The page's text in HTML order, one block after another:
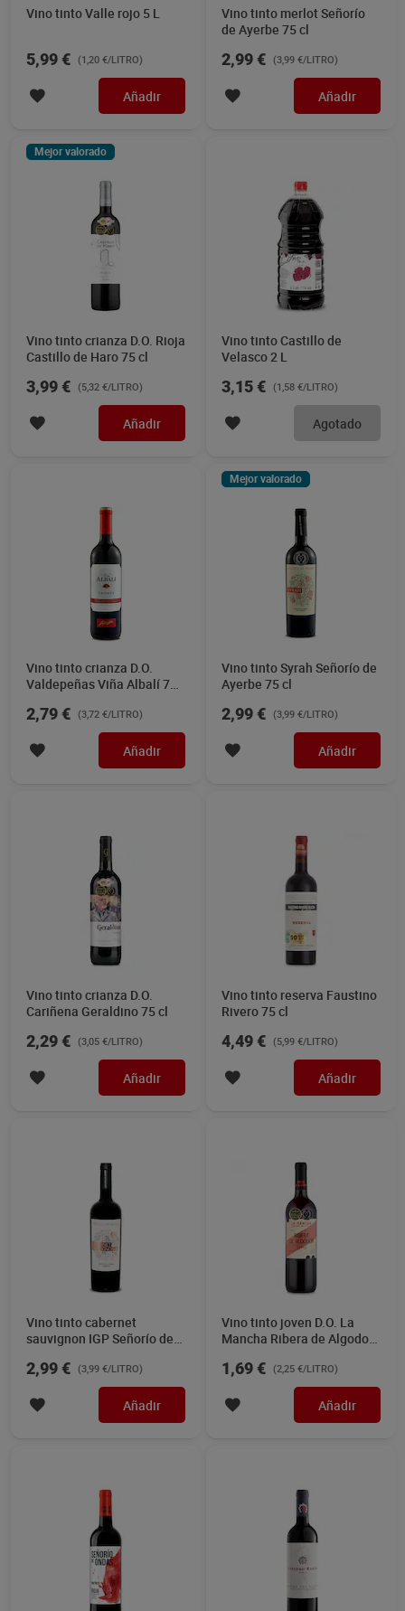
Vino tinto Valle rojo 5 L
5,99 € (1,20 €/LITRO)
Añadir
Vino tinto merlot Señorío
de Ayerbe 75 cl
2,99 € (3,99 €/LITRO)
Añadir
Mejor valorado
Vino tinto crianza D.O. Rioja
Castillo de Haro 75 cl
3,99 € (5,32 €/LITRO)
Añadir
Vino tinto Castillo de
Velasco 2 L
3,15 € (1,58 €/LITRO)
Agotado
Vino tinto crianza D.O.
Valdepeñas Viña Albalí 75
2,79 € (3,72 €/LITRO)
Añadir
Mejor valorado
Vino tinto Syrah Señorío de
Ayerbe 75 cl
2,99 € (3,99 €/LITRO)
Añadir
Vino tinto crianza D.O.
Cariñena Geraldino 75 cl
2,29 € (3,05 €/LITRO)
Añadir
Vino tinto reserva Faustino
Rivero 75 cl
4,49 € (5,99 €/LITRO)
Añadir
Vino tinto cabernet
sauvignon IGP Señorío de
2,99 € (3,99 €/LITRO)
Añadir
Vino tinto joven D.O. La
Mancha Ribera de Algodor
1,69 € (2,25 €/LITRO)
Añadir